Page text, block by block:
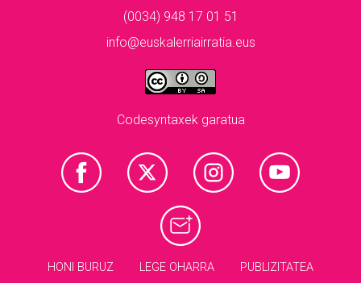
(0034) 948 17 01 51
info@euskalerriairratia.eus
Codesyntaxek garatua
HONI BURUZ LEGE OHARRA PUBLIZITATEA